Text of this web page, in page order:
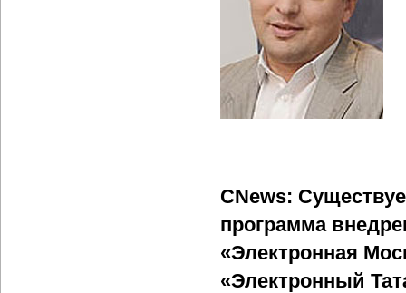
CNews:
программа
«Электронная
«Электронный